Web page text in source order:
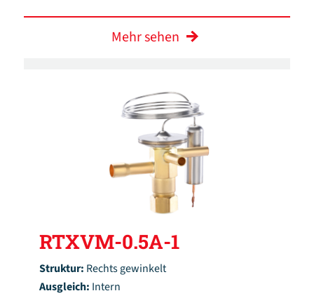
Mehr sehen
RTXVM-0.5A-1
Struktur: Rechts gewinkelt
Ausgleich: Intern